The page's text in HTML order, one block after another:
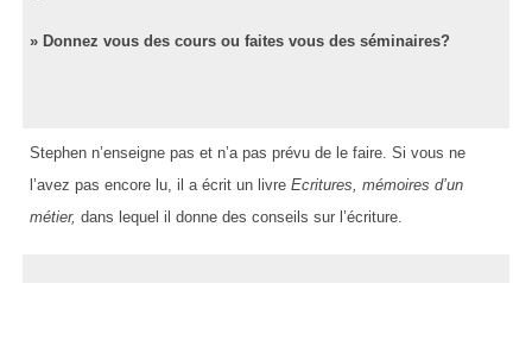
» Donnez vous des cours ou faites vous des séminaires?
Stephen n’enseigne pas et n’a pas prévu de le faire. Si vous ne
l’avez pas encore lu, il a écrit un livre Ecritures, mémoires d’un
métier, dans lequel il donne des conseils sur l’écriture.